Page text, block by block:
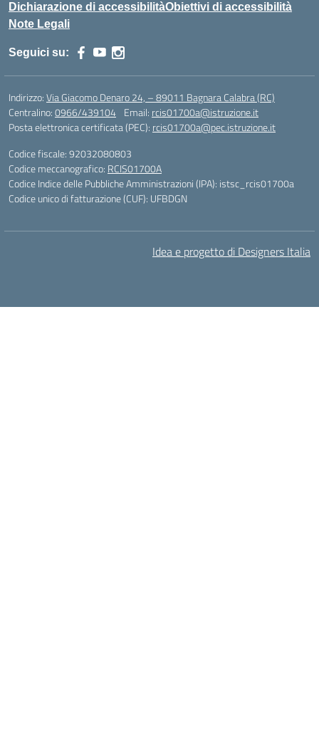
Dichiarazione di accessibilitàObiettivi di accessibilità
Note Legali
Seguici su:
Indirizzo:Via Giacomo Denaro 24, – 89011 Bagnara Calabra (RC)
Centralino:0966/439104 Email: rcis01700a@istruzione.it
Posta elettronica certificata (PEC): rcis01700a@pec.istruzione.it
Codice fiscale: 92032080803
Codice meccanografico: RCIS01700A
Codice Indice delle Pubbliche Amministrazioni (IPA): istsc_rcis01700a
Codice unico di fatturazione (CUF): UFBDGN
Idea e progetto di Designers Italia